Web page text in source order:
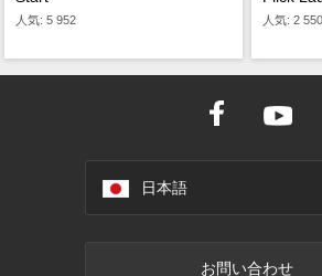
人気: 5 952 人気: 2 550
日本語
お問い合わせ